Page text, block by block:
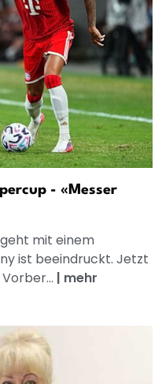
- «Messer
geht mit einem
ist beeindruckt. Jetzt
| mehr